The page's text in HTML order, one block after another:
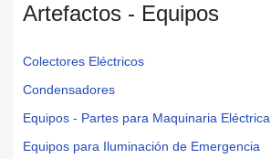
Artefactos - Equipos
Colectores Eléctricos
Condensadores
Equipos - Partes para Maquinaria Eléctrica
Equipos para Iluminación de Emergencia